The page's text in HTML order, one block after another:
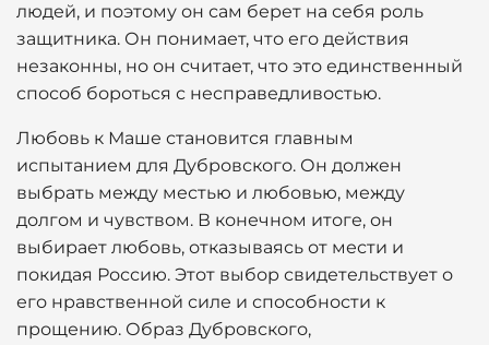
людей, и поэтому он сам берет на себя роль
защитника. Он понимает, что его действия
незаконны, но он считает, что это единственный
способ бороться с несправедливостью.
Любовь к Маше становится главным
испытанием для Дубровского. Он должен
выбрать между местью и любовью, между
долгом и чувством. В конечном итоге, он
выбирает любовь, отказываясь от мести и
покидая Россию. Этот выбор свидетельствует о
его нравственной силе и способности к
прощению. Образ Дубровского,